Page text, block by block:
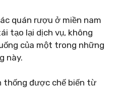
quán rượu ở miền nam
tạo lại dịch vụ, không
của một trong những
này.
thống được chế biến từ